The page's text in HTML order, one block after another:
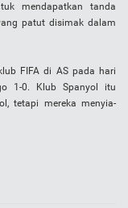
mendapatkan tanda
patut disimak dalam
FIFA di AS pada hari
1-0. Klub Spanyol itu
tetapi mereka menyia-